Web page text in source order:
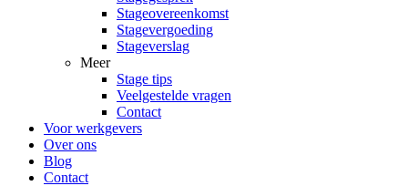
Stageovereenkomst
Stagevergoeding
Stageverslag
Meer
Stage tips
Veelgestelde vragen
Contact
Voor werkgevers
Over ons
Blog
Contact